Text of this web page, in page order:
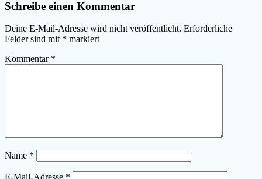
Schreibe einen Kommentar
Deine E-Mail-Adresse wird nicht veröffentlicht. Erforderliche
Felder sind mit * markiert
Kommentar *
Name *